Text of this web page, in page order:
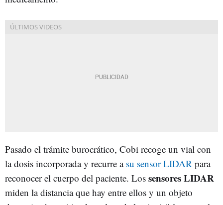
Pasado el trámite burocrático, Cobi recoge un vial con
la dosis incorporada y recurre a su sensor LIDAR para
reconocer el cuerpo del paciente. Los sensores LIDAR
miden la distancia que hay entre ellos y un objeto